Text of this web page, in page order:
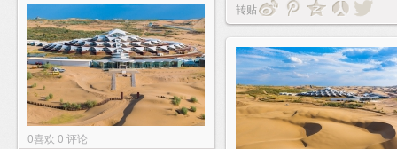
转贴
0喜欢 0 评论